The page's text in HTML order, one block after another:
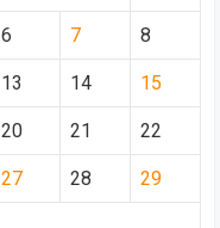
6 7 8
13 14 15
20 21 22
27 28 29